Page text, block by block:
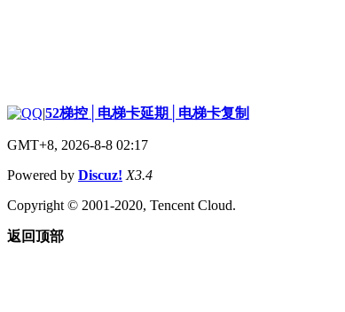
|52梯控│电梯卡延期│电梯卡复制
GMT+8, 2026-8-8 02:17
Powered by Discuz! X3.4
Copyright © 2001-2020, Tencent Cloud.
返回顶部